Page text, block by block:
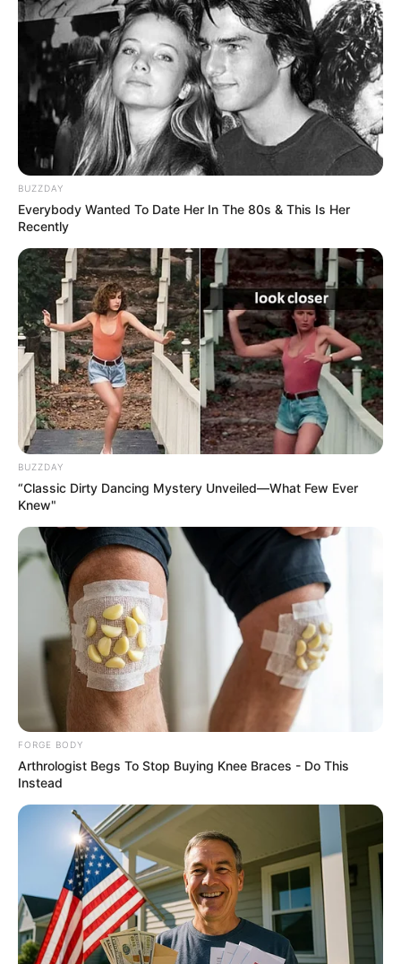
พระแม่ลักษมี กำเนิดมาจากฟองน้ำ ในคราวเทวดาและ
อสูร กวนเกษียรสมุทร ทำน้ำอมฤต จึงได้นามว่า ชลธิชา
(เกิดแต่น้ำ) หรือ กษีราพธิตนยา (ลูกสาวแห่งทะเลน้ำนม)
ในขณะที่ผุดขึ้นมานั้นนั่งมาในดอกบัวและมือถือดอกบัว
ด้วย จึงมีอีกนามหนึ่งว่า ปัทมา หรือ กมลา แต่ในคัมภีร์
วิษณุปุราณะจะกล่าวไว้ว่า พระแม่ลักษมีเป็นธิดาของพระ
ฤาษีภฤคุกับนางขยาติ และยังกล่าวต่อไปอีกว่าพระแม่
ลักษมีเป็นมารดา พระกามเทพ ด้วยพระแม่ลักษมี ผู้
ศรัทธาจะถือกันว่าเป็น เทพนารีผู้อำนวยโชค มีน้ำพระทัย
เมตตาปราณีอยู่เป็นนิจ เป็นตัวอย่างแห่งนางที่งามตลอด
ทั้งรูปและกิริยามารยาท มีวาจาเปี่ยมด้วยเสน่ห์และ
ไพเราะ ทั้งถือกันว่าเป็นผู้นำมาซึ่งความเจริญทุกประการ
นับกันว่าเป็นผู้อุปถัมภ์บรรดาสตรีทุกชั้น ส่วนรูปมักเขียน
เป็นสตรีที่งามยิ่งมี 2 กรอย่างธรรมดา (บางแห่งก็ว่ามี 4
กร) สีกายเป็นสีทองเสื้อทรงสีเหลือง นั่งหรือยืนบนดอกบัว
และมือถือดอกบัว
บทสวดบูชาองค์พระแม่ลักษมี
นะโม ตัสสะ ภะคะวะโต อะระหะโต สัมมาสัมพุทธัสสะ (3
จบ)
นะโมเม องค์พระแม่ลักษมีผู้ศักดิ์สิทธิ์ ทีเปธูปะผานัง สัก
การะวันทนัง สุ ปัพพยันนัง
โภชนานังสปริวารัง อุททังวรัง อาคัจฉันตุ ปริภัณชันตุ สัพ
พุทติ หิตายะ สุขายะ
สันติ อุเทวานัง เตปิถุมเหอนุรักขันติ อาคัจฉายะ อาคัจฉา
หิมานิมามา
ขอเชิญองค์พระแม่ลักษมี ได้โปรดรับเครื่องสังเวยอันพวก
ข้าพเจ้าได้จัดถวายสักการะแด่ท่าน ขอท่านได้โปรดรับ
อย่างมีความสุข เมื่อท่านได้เสวยเสร็จเรียบร้อยแล้ว ขอได้
โปรดกำจัดอุปสรรคทั้งหลาย ราชภัย โจรภัย อัคคีภัยและ
โรคาภัยต่างๆ รวมทั้งทุกขเวทนาต่างๆ ขออย่าได้แผ้วพาน
และในทุกกรณีที่มีปัญหาประการใด ขอให้ข้าพเจ้าเป็นผู้
ชนะและได้รับผลสำเร็จตามที่ข้าพเจ้าปรารถนาทุก
ประการ ฯ
BUZZDAY
Everybody Wanted To Date Her In The 80s & This Is Her
Recently
BUZZDAY
“Classic Dirty Dancing Mystery Unveiled—What Few Ever
Knew"
FORGE BODY
Arthrologist Begs To Stop Buying Knee Braces - Do This
Instead